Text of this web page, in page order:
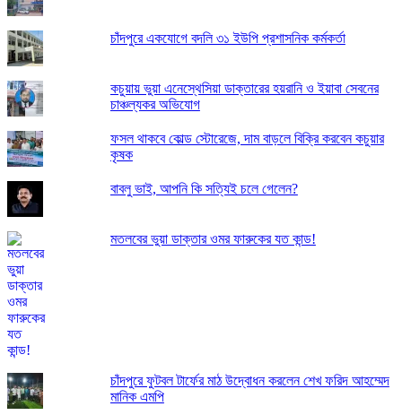
চাঁদপুরে একযোগে বদলি ৩১ ইউপি প্রশাসনিক কর্মকর্তা
কচুয়ায় ভুয়া এনেস্থেসিয়া ডাক্তারের হয়রানি ও ইয়াবা সেবনের
চাঞ্চল্যকর অভিযোগ
ফসল থাকবে কোল্ড স্টোরেজে, দাম বাড়লে বিক্রি করবেন কচুয়ার
কৃষক
বাবলু ভাই, আপনি কি সত্যিই চলে গেলেন?
মতলবের ভুয়া ডাক্তার ওমর ফারুকের যত কান্ড!
চাঁদপুরে ফুটবল টার্ফের মাঠ উদ্বোধন করলেন শেখ ফরিদ আহম্মেদ
মানিক এমপি